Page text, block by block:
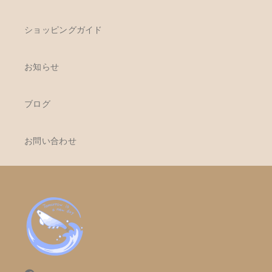
ショッピングガイド
お知らせ
ブログ
お問い合わせ